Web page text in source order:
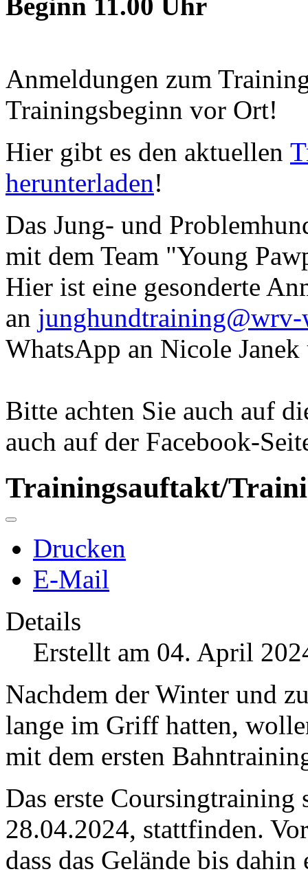
Anmeldungen zum
Trainingsbeginn vor Ort!
Hier gibt es den aktuellen
herunterladen!
Das Jung- und
mit dem Team "Young
Hier ist eine gesonderte
an junghundtraining@wrv-
WhatsApp an Nicole
Bitte achten Sie auch auf
auch auf der Facebook-
Trainingsauftakt/
Drucken
E-Mail
Details
Erstellt am 04. April
Nachdem der Winter und
lange im Griff hatten,
mit dem ersten
Das erste
28.04.2024, stattfinden.
dass das Gelände bis